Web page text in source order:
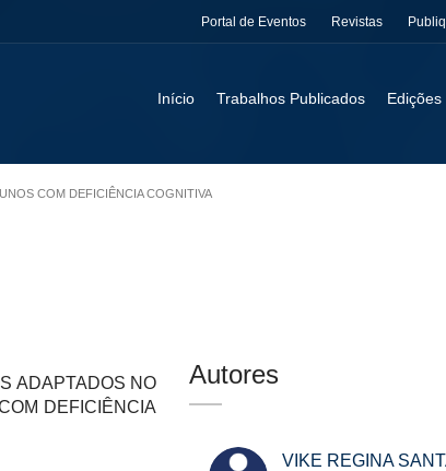
Portal de Eventos Revistas
Início Trabalhos Publicados Edições
COM DEFICIÊNCIA COGNITIVA
ADAPTADOS NO
DEFICIÊNCIA
Autores
VIKE REGINA